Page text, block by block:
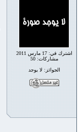
اشترك في: 17 مارس 2011
مشاركات: 50
الجوائز: لا يوجد